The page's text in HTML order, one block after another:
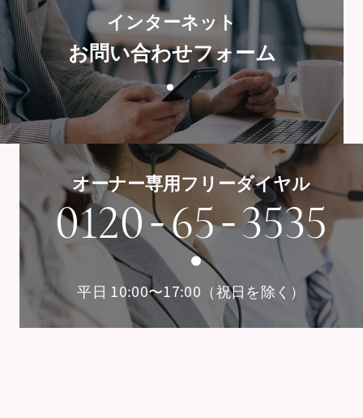
インターネット
お問い合わせフォーム
オーナー専用フリーダイヤル
0120-65-3535
平日 10:00〜17:00（祝日を除く）